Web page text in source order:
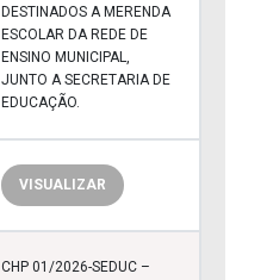
DESTINADOS A MERENDA
ESCOLAR DA REDE DE
ENSINO MUNICIPAL,
JUNTO A SECRETARIA DE
EDUCAÇÃO.
VISUALIZAR
CHP 01/2026-SEDUC –